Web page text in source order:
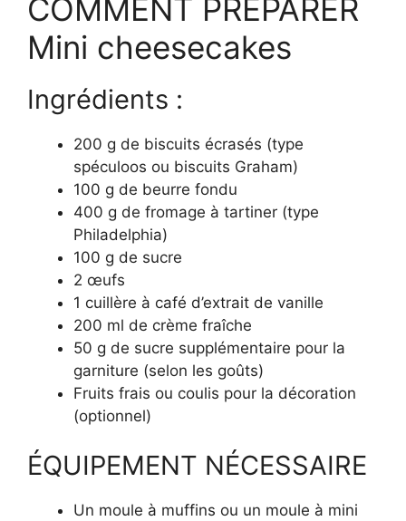
COMMENT PRÉPARER
Mini cheesecakes
Ingrédients :
200 g de biscuits écrasés (type
spéculoos ou biscuits Graham)
100 g de beurre fondu
400 g de fromage à tartiner (type
Philadelphia)
100 g de sucre
2 œufs
1 cuillère à café d’extrait de vanille
200 ml de crème fraîche
50 g de sucre supplémentaire pour la
garniture (selon les goûts)
Fruits frais ou coulis pour la décoration
(optionnel)
ÉQUIPEMENT NÉCESSAIRE
Un moule à muffins ou un moule à mini